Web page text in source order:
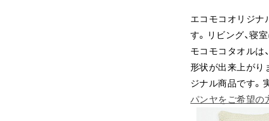
エコモコオリジナ
す。リビング、寝
モコモコタオルは
形状が出来上がり
ジナル商品です
パンヤをご希望の